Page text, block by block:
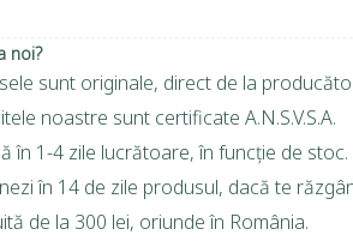
noi?
sunt originale, direct de la
noastre sunt certificate A.N.S.V.S.A.
în 1-4 zile lucrătoare, în funcție de stoc.
în 14 de zile produsul, dacă te
de la 300 lei, oriunde în România.